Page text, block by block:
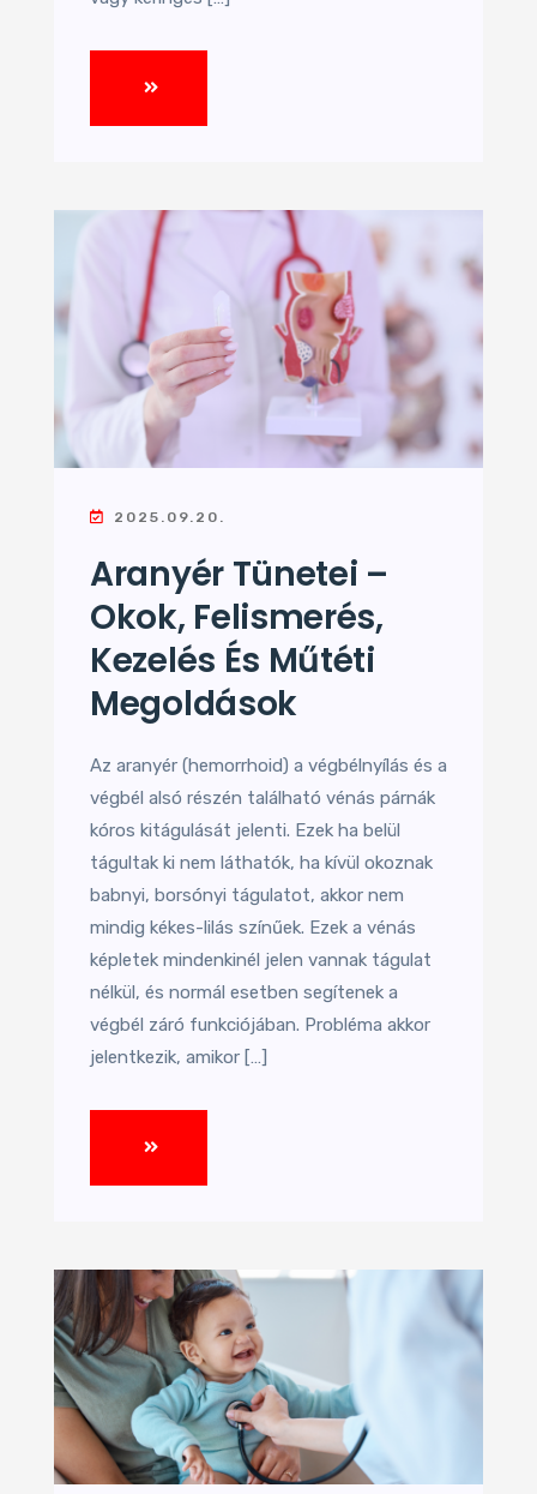
2025.09.20.
Aranyér Tünetei –
Okok, Felismerés,
Kezelés És Műtéti
Megoldások
Az aranyér (hemorrhoid) a végbélnyílás és a
végbél alsó részén található vénás párnák
kóros kitágulását jelenti. Ezek ha belül
tágultak ki nem láthatók, ha kívül okoznak
babnyi, borsónyi tágulatot, akkor nem
mindig kékes-lilás színűek. Ezek a vénás
képletek mindenkinél jelen vannak tágulat
nélkül, és normál esetben segítenek a
végbél záró funkciójában. Probléma akkor
jelentkezik, amikor […]